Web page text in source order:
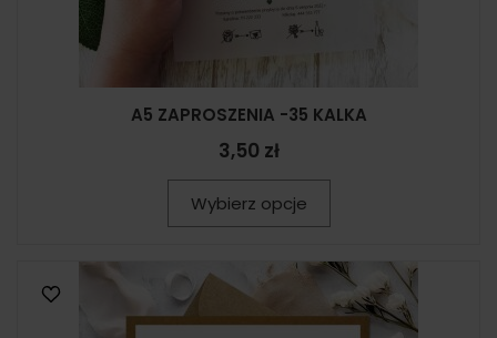
A5 ZAPROSZENIA -35 KALKA
3,50 zł
Wybierz opcje